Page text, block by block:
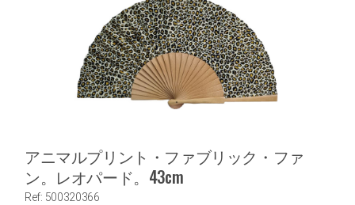
アニマルプリント・ファブリック・ファ
ン。レオパード。43cm
Ref: 500320366